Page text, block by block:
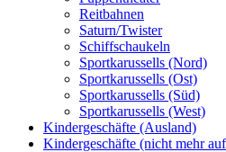
Reitbahnen
Saturn/Twister
Schiffschaukeln
Sportkarussells (Nord)
Sportkarussells (Ost)
Sportkarussells (Süd)
Sportkarussells (West)
Kindergeschäfte (Ausland)
Kindergeschäfte (nicht mehr